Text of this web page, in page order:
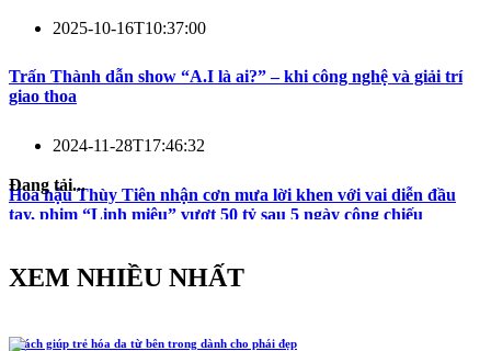
2025-10-16T10:37:00
Trấn Thành dẫn show “A.I là ai?” – khi công nghệ và giải trí
giao thoa
2024-11-28T17:46:32
Hoa hậu Thùy Tiên nhận cơn mưa lời khen với vai diễn đầu
tay, phim “Linh miêu” vượt 50 tỷ sau 5 ngày công chiếu
Đang tải...
XEM NHIỀU NHẤT
5 cách giúp trẻ hóa da từ bên trong dành cho phái đẹp